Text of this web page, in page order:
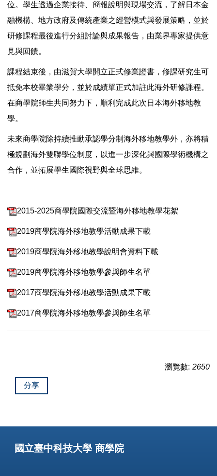
位。學生透過企業接待、簡報說明與現場交流，了解日本金
融機構、地方政府及傳統產業之經營模式與發展策略，並於
研修課程最後進行分組討論與成果報告，由業界專家提供意
見與回饋。
課程結束後，由滋賀大學開立正式修業證書，修課研究生可
抵免本校畢業學分，並於成績單正式加註此海外研修課程。
在商學院師生共同努力下，順利完成此次日本海外移地教
學。
未來商學院除持續推動承認學分制海外移地教學外，亦將積
極規劃海外雙聯學位制度，以進一步深化與國際學術機構之
合作，並拓展學生國際視野與全球思維。
2015-2025商學院國際交流暨海外移地教學花絮
2019商學院海外移地教學活動成果下載
2019商學院海外移地教學說明會資料下載
2019商學院海外移地教學參與師生名單
2017商學院海外移地教學活動成果下載
2017商學院海外移地教學參與師生名單
瀏覽數: 2650
分享
國立臺中科技大學 商學院